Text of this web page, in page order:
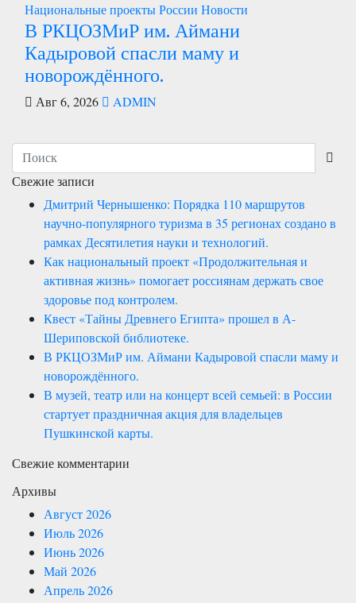
Национальные проекты России Новости
В РКЦОЗМиР им. Аймани
Кадыровой спасли маму и
новорождённого.
Авг 6, 2026 ADMIN
Свежие записи
Дмитрий Чернышенко: Порядка 110 маршрутов
научно-популярного туризма в 35 регионах создано в
рамках Десятилетия науки и технологий.
Как национальный проект «Продолжительная и
активная жизнь» помогает россиянам держать свое
здоровье под контролем.
Квест «Тайны Древнего Египта» прошел в А-
Шериповской библиотеке.
В РКЦОЗМиР им. Аймани Кадыровой спасли маму и
новорождённого.
В музей, театр или на концерт всей семьей: в России
стартует праздничная акция для владельцев
Пушкинской карты.
Свежие комментарии
Архивы
Август 2026
Июль 2026
Июнь 2026
Май 2026
Апрель 2026